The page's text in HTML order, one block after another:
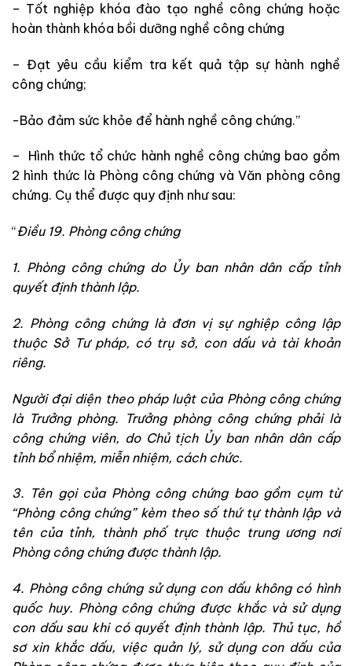
– Tốt nghiệp khóa đào tạo nghề công chứng hoặc
hoàn thành khóa bồi dưỡng nghề công chứng
– Đạt yêu cầu kiểm tra kết quả tập sự hành nghề
công chứng;
-Bảo đảm sức khỏe để hành nghề công chứng.”
– Hình thức tổ chức hành nghề công chứng bao gồm
2 hình thức là Phòng công chứng và Văn phòng công
chứng. Cụ thể được quy định như sau:
“Điều 19. Phòng công chứng
1. Phòng công chứng do Ủy ban nhân dân cấp tỉnh
quyết định thành lập.
2. Phòng công chứng là đơn vị sự nghiệp công lập
thuộc Sở Tư pháp, có trụ sở, con dấu và tài khoản
riêng.
Người đại diện theo pháp luật của Phòng công chứng
là Trưởng phòng. Trưởng phòng công chứng phải là
công chứng viên, do Chủ tịch Ủy ban nhân dân cấp
tỉnh bổ nhiệm, miễn nhiệm, cách chức.
3. Tên gọi của Phòng công chứng bao gồm cụm từ
“Phòng công chứng” kèm theo số thứ tự thành lập và
tên của tỉnh, thành phố trực thuộc trung ương nơi
Phòng công chứng được thành lập.
4. Phòng công chứng sử dụng con dấu không có hình
quốc huy. Phòng công chứng được khắc và sử dụng
con dấu sau khi có quyết định thành lập. Thủ tục, hồ
sơ xin khắc dấu, việc quản lý, sử dụng con dấu của